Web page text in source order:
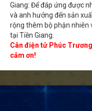
Giang: Để đáp ứng được
và anh hưởng đến sản
rộng thêm bộ phận nhiên
tại Tiền Giang.
Cân điện tử Phúc
cảm ơn!